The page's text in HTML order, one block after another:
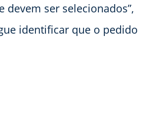
ser selecionados”,
identificar que o pedido